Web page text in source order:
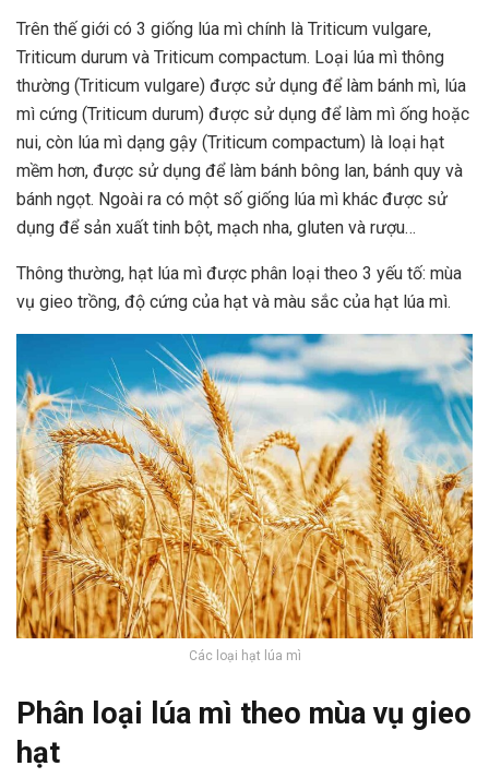
Trên thế giới có 3 giống lúa mì chính là Triticum vulgare,
Triticum durum và Triticum compactum. Loại lúa mì thông
thường (Triticum vulgare) được sử dụng để làm bánh mì, lúa
mì cứng (Triticum durum) được sử dụng để làm mì ống hoặc
nui, còn lúa mì dạng gậy (Triticum compactum) là loại hạt
mềm hơn, được sử dụng để làm bánh bông lan, bánh quy và
bánh ngọt. Ngoài ra có một số giống lúa mì khác được sử
dụng để sản xuất tinh bột, mạch nha, gluten và rượu…
Thông thường, hạt lúa mì được phân loại theo 3 yếu tố: mùa
vụ gieo trồng, độ cứng của hạt và màu sắc của hạt lúa mì.
Các loại hạt lúa mì
Phân loại lúa mì theo mùa vụ gieo
hạt